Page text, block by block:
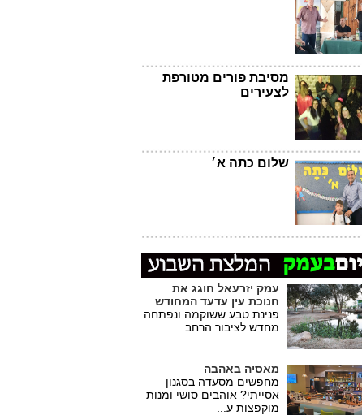
מסיבת פורים מטורפת
לצעירים
שלום כתה א׳
עמק יזרעאל חוגג את
חנוכת עין עדעד המחודש
פנינת טבע ששוקמה ונפתחה
מחדש לציבור הרחב...
מאסיה באהבה
מחפשים מסעדה בסגנון
אסייתי? אוהבים סושי ומנות
מוקפצות ע...